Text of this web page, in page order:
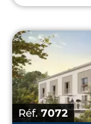
de métrode
l’horizon
donc réunis
la revente lors
Toulouse
Réf. 7072